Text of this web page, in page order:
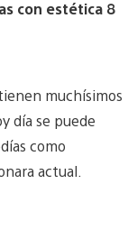
con estética 8
muchísimos
día se puede
como
actual.